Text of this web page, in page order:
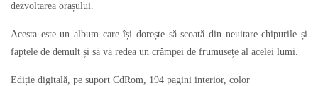
dezvoltarea orașului.
Acesta este un album care își dorește să scoată din neuitare chipurile și
faptele de demult și să vă redea un crâmpei de frumusețe al acelei lumi.
Ediție digitală, pe suport CdRom, 194 pagini interior, color